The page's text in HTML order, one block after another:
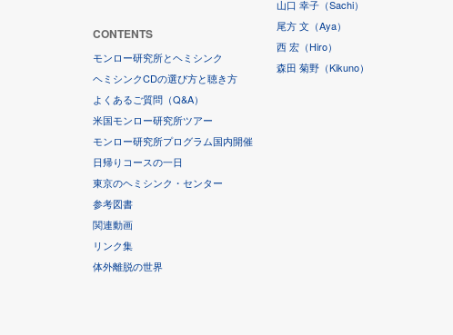
CONTENTS
モンロー研究所とヘミシンク
ヘミシンクCDの選び方と聴き方
よくあるご質問（Q&A）
米国モンロー研究所ツアー
モンロー研究所プログラム国内開催
日帰りコースの一日
東京のヘミシンク・センター
参考図書
関連動画
リンク集
体外離脱の世界
山口 幸子（Sachi）
尾方 文（Aya）
西 宏（Hiro）
森田 菊野（Kikuno）